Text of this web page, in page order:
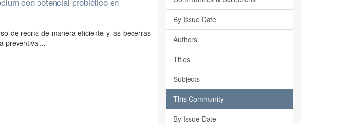
de recría de manera eficiente y las becerras
preventiva ...
By Issue Date
Authors
Titles
Subjects
This Community
By Issue Date